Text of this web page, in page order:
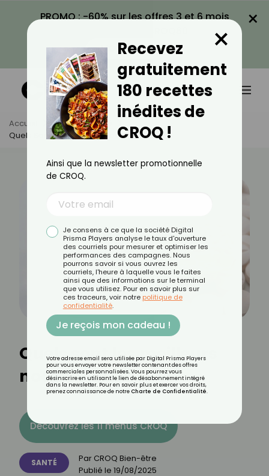
PROMO : -60% sur les offres 3 et 6 mois
VOIR LA PROMO
×
Accueil Actus
Santé
Quels Sont Les Meilleurs Nootropiques ?
Quels sont les meilleurs
nootropiques ?
Découvrez les 11 menus CROQ
SANTÉ Par CROQ Bien-être
Publié le 19/08/2025
Recevez
gratuitement
180 recettes
inédites de
CROQ !
×
Ainsi que la newsletter promotionnelle
de CROQ.
Je consens à ce que la société Digital
Prisma Players analyse le taux d'ouverture
des courriels pour mesurer et optimiser les
performances des campagnes. Nous
pourrons savoir si vous ouvrez les
courriels, l'heure à laquelle vous le faites
ainsi que des informations sur le terminal
que vous utilisez. Pour en savoir plus sur
ces traceurs, voir notre politique de
confidentialité.
Je reçois mon cadeau !
Votre adresse email sera utilisée par Digital Prisma Players
pour vous envoyer votre newsletter contenant des offres
commerciales personnalisées. Vous pourrez vous
désinscrire en utilisant le lien de désabonnement intégré
dans la newsletter. Pour en savoir plus et exercer vos droits,
prenez connaissance de notre Charte de Confidentialité.